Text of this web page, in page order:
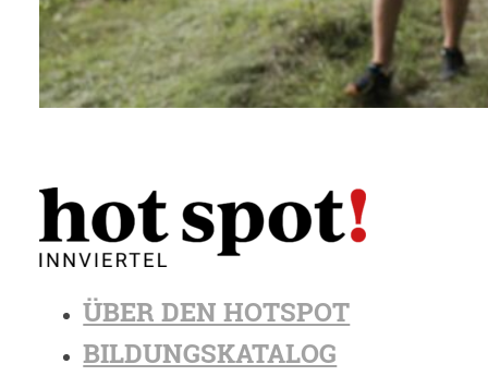
ÜBER DEN HOTSPOT
BILDUNGSKATALOG